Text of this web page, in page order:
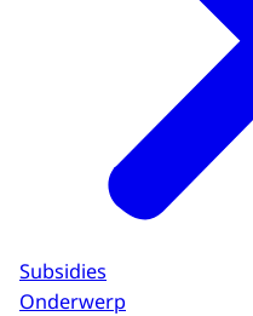
Subsidies
Onderwerp